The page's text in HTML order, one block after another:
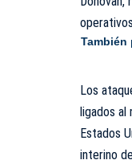
También
Los
ligados al
Estados
interino